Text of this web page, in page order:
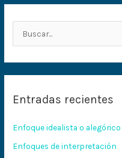
a
p
o
Entradas recientes
Enfoque idealista o alegórico
Enfoques de interpretación